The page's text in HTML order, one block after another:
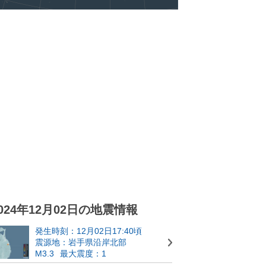
年12月02日の地震情報
発生時刻：12月02日17:40頃
震源地：岩手県沿岸北部
M3.3
最大震度：1